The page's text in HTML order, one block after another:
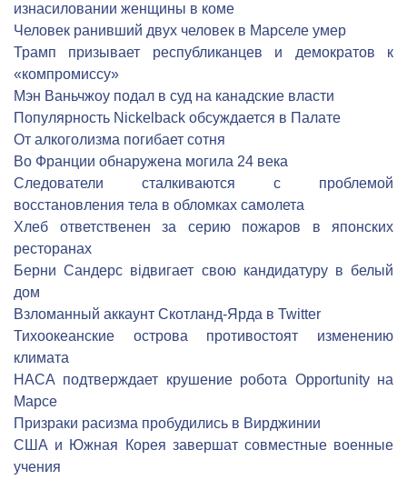
изнасиловании женщины в коме
Человек ранивший двух человек в Марселе умер
Трамп призывает республиканцев и демократов к
«компромиссу»
Мэн Ваньчжоу подал в суд на канадские власти
Популярность Nickelback обсуждается в Палате
От алкоголизма погибает сотня
Во Франции обнаружена могила 24 века
Следователи сталкиваются с проблемой
восстановления тела в обломках самолета
Хлеб ответственен за серию пожаров в японских
ресторанах
Берни Сандерс відвигает свою кандидатуру в белый
дом
Взломанный аккаунт Скотланд-Ярда в Twitter
Тихоокеанские острова противостоят изменению
климата
НАСА подтверждает крушение робота Opportunity на
Марсе
Призраки расизма пробудились в Вирджинии
США и Южная Корея завершат совместные военные
учения